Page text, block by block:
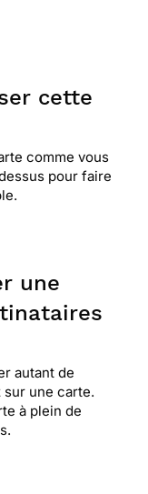
cette
comme vous
pour faire
une
autant de
une carte.
à plein de